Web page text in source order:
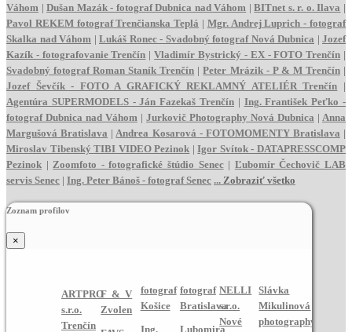
Váhom |Dušan Mazák - fotograf Dubnica nad Váhom |BITnet s. r. o. Ilava |
Pavol REKEM fotograf Trenčianska Teplá | Mgr. Andrej Luprich - fotograf
Skalka nad Váhom | Lukáš Ronec - Svadobný fotograf Nová Dubnica | Jozef
Kazík - fotografovanie Trenčín |Vladimír Bystrický - EX - FOTO Trenčín |
Svadobný fotograf Roman Staník Trenčín |Peter Mrázik - P & M Trenčín|
Jozef Ševčík - FOTO A GRAFICKÝ REKLAMNÝ ATELIÉR Trenčín |
Agentúra SUPERMODELS - Ján Fazekaš Trenčín | Ing. František Peťko -
fotograf Dubnica nad Váhom | Jurkovič Photography Nová Dubnica | Anna
Margušová Bratislava | Andrea Kosarová - FOTOMOMENTY Bratislava |
Miroslav Tibenský TIBI VIDEO Pezinok |Igor Svítok - DATAPRESSCOMP
Pezinok | Zoomfoto - fotografické štúdio Senec| Ľubomír Čechovič LAB
servis Senec | Ing. Peter Bánoš - fotograf Senec ... Zobraziť všetko
Zoznam profilov
×
ARTPRO
s.r.o.
Trenčín
F & V
Zvolen
fotograf
Košice
Ing.
fotograf
Bratislava
Lubomira
NELLI
s.r.o.
Nové
Slávka
Mikulinová
photography